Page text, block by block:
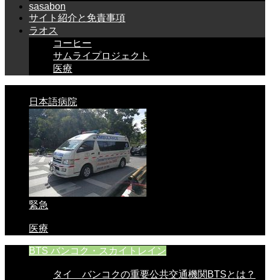
sasabon
サイト紹介と免責事項
ラオス
コーヒー
サムライプロジェクト
医療
日本語病院
緊急
医療
BTS バンコク・スカイトレイン
タイ バンコクの重要公共交通機関BTSとは？